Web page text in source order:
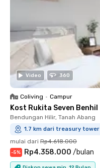
Video 360
Coliving • Campur
Kost Rukita Seven Benhil
Bendungan Hilir, Tanah Abang
1.7 km dari treasury tower
mulai dari Rp4.618.000
-5% Rp4.358.000 /bulan